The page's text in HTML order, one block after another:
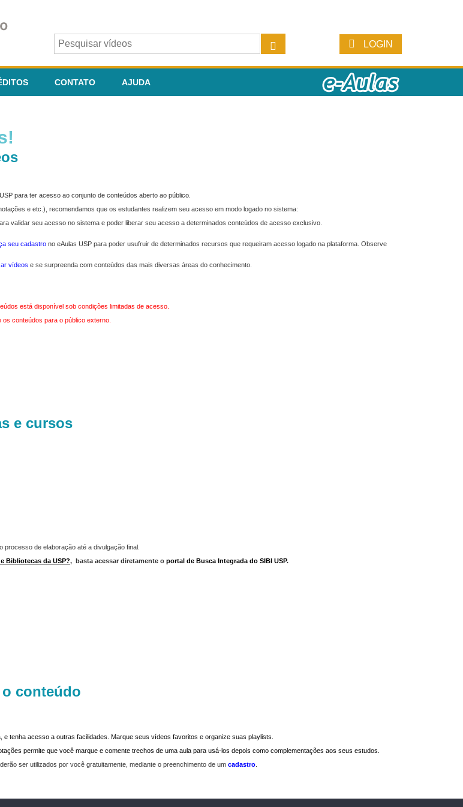
LOGIN
CONTATO AJUDA
para ter acesso ao conjunto de conteúdos aberto ao público.
e etc.), recomendamos que os estudantes realizem seu acesso em modo logado no sistema:
validar seu acesso no sistema e poder liberar seu acesso a determinados conteúdos de acesso exclusivo.
seu cadastro no eAulas USP para poder usufruir de determinados recursos que requeiram acesso logado na plataforma. Observe
vídeos e se surpreenda com conteúdos das mais diversas áreas do conhecimento.
está disponível sob condições limitadas de acesso.
conteúdos para o público externo.
e cursos
de elaboração até a divulgação final.
Bibliotecas da USP?, basta acessar diretamente o portal de Busca Integrada do SIBI USP.
conteúdo
e tenha acesso a outras facilidades. Marque seus vídeos favoritos e organize suas playlists.
permite que você marque e comente trechos de uma aula para usá-los depois como complementações aos seus estudos.
ser utilizados por você gratuitamente, mediante o preenchimento de um cadastro